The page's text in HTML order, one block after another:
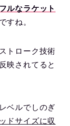
ルなラケット
ですね。
トローク技術
映されてると
ベルでしのぎ
ドサイズに収